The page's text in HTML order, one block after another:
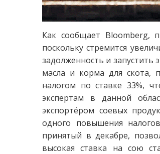
Как сообщает Bloomberg,
поскольку стремится
задолженность и запустить
масла и корма для скота,
налогом по ставке 33%,
экспертам в данной
экспортёром соевых
одного повышения
принятый в декабре,
высокая ставка на сою